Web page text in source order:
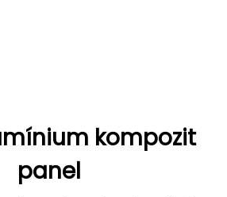
kompozit
panel